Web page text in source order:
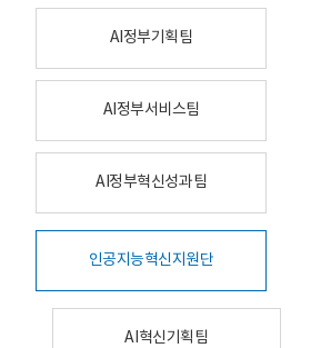
AI정부기획팀
AI정부서비스팀
AI정부혁신성과팀
인공지능혁신지원단
AI혁신기획팀